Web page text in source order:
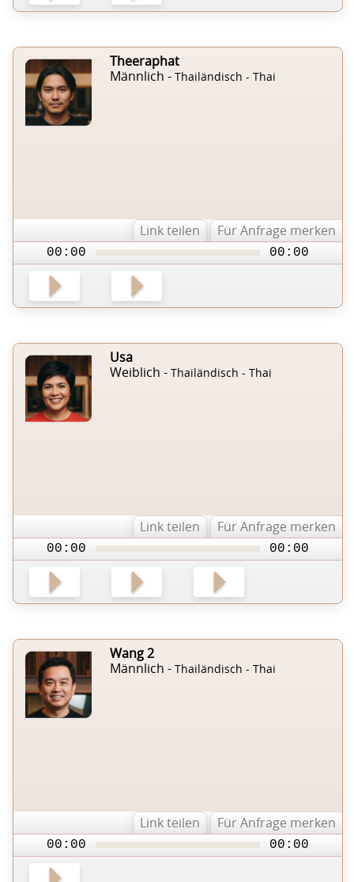
Theeraphat
Männlich - Thailändisch - Thai
Link teilen Für Anfrage merken
00:00 00:00
Usa
Weiblich - Thailändisch - Thai
Link teilen Für Anfrage merken
00:00 00:00
Wang 2
Männlich - Thailändisch - Thai
Link teilen Für Anfrage merken
00:00 00:00